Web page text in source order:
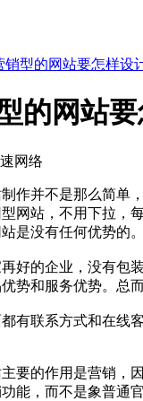
销型的网站要怎样设
的网站
网络
并不是那么简单
网站，不用下拉
是没有任何优势的。
的企业，没有包
势和服务优势。总
联系方式和在线
要的作用是营销，
能，而不是象普